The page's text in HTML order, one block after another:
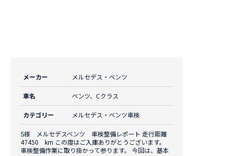
メーカー メルセデス・ベンツ
車名 ベンツ、Cクラス
カテゴリー メルセデス・ベンツ車検
S様 メルセデスベンツ 車検整備レポート 走行距離
47450 km この度はご入庫ありがとうございます。
車検整備作業に取り掛かって参ります。 今回は、基本